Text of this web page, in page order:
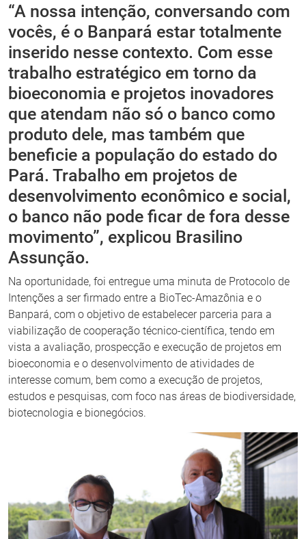
“A nossa intenção, conversando com
vocês, é o Banpará estar totalmente
inserido nesse contexto. Com esse
trabalho estratégico em torno da
bioeconomia e projetos inovadores
que atendam não só o banco como
produto dele, mas também que
beneficie a população do estado do
Pará. Trabalho em projetos de
desenvolvimento econômico e social,
o banco não pode ficar de fora desse
movimento”, explicou Brasilino
Assunção.
Na oportunidade, foi entregue uma minuta de Protocolo de
Intenções a ser firmado entre a BioTec-Amazônia e o
Banpará, com o objetivo de estabelecer parceria para a
viabilização de cooperação técnico-científica, tendo em
vista a avaliação, prospecção e execução de projetos em
bioeconomia e o desenvolvimento de atividades de
interesse comum, bem como a execução de projetos,
estudos e pesquisas, com foco nas áreas de biodiversidade,
biotecnologia e bionegócios.